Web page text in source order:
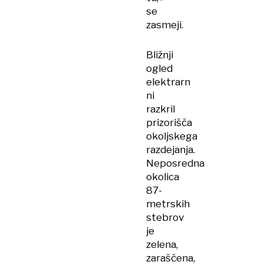
se
zasmeji.
Bližnji
ogled
elektrarn
ni
razkril
prizorišča
okoljskega
razdejanja.
Neposredna
okolica
87-
metrskih
stebrov
je
zelena,
zaraščena,